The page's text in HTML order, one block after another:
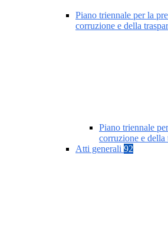
Piano triennale per la
corruzione e della
Piano triennale
corruzione e della
Atti generali 92